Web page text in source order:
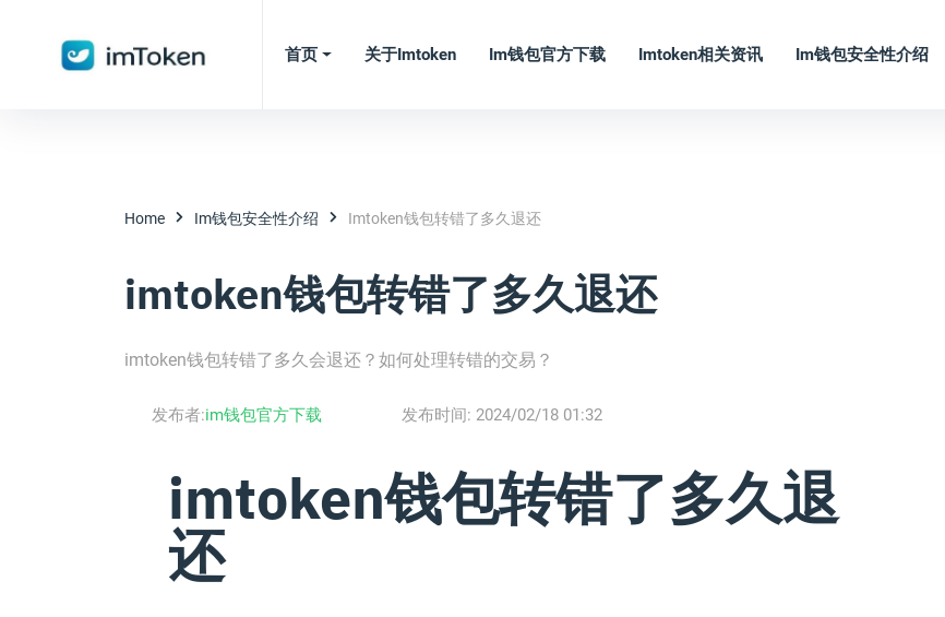
首页 关于imtoken Im钱包官方下载 Imtoken相关资讯 Im钱包安全性介绍
Home Im钱包安全性介绍 Imtoken钱包转错了多久退还
imtoken钱包转错了多久退还
imtoken钱包转错了多久会退还？如何处理转错的交易？
发布者:im钱包官方下载 发布时间: 2024/02/18 01:32
imtoken钱包转错了多久退
还